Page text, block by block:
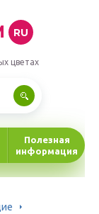
RU
цветах
Полезная
информация